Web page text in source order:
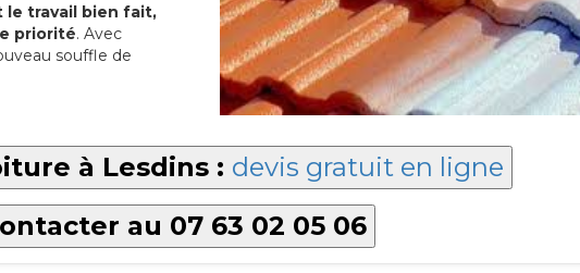
le travail bien fait,
priorité. Avec
souffle de
à Lesdins : devis gratuit en ligne
au 07 63 02 05 06